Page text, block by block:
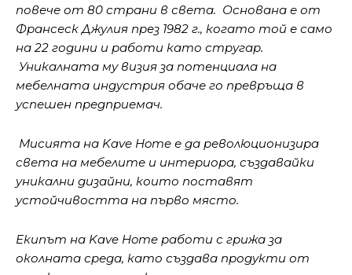
повече от 80 страни в света. Основана е от
Франсеск Джулия през 1982 г., когато той е само
на 22 години и работи като стругар.
Уникалната му визия за потенциала на
мебелната индустрия обаче го превръща в
успешен предприемач.
Мисията на Kave Home е да революционизирa
света на мебелите и интериора, създавайки
уникални дизайни, които поставят
устойчивостта на първо място.
Екипът на Kave Home работи с грижа за
околната среда, като създава продукти от